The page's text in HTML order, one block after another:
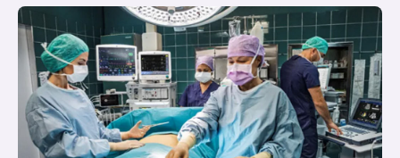
PROSPETTIVE PERIOPERATORIE
Non perdere le ultime novità e
discussioni